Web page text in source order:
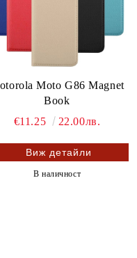
Moto G86 Magnet
Book
€11.25
22.00лв.
Виж детайли
В наличност